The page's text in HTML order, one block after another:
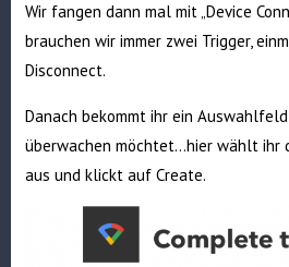
Wir fangen dann mal mit „Device
brauchen wir immer zwei Trigger,
Disconnect.
Danach bekommt ihr ein
überwachen möchtet…hier wählt ihr
aus und klickt auf Create.